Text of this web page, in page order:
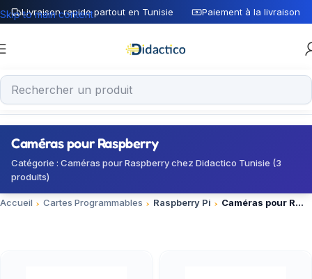
Livraison rapide partout en Tunisie Paiement à la livraison
Skip to main content
Caméras pour Raspberry
Catégorie : Caméras pour Raspberry chez Didactico Tunisie (3
produits)
Accueil Cartes Programmables Raspberry Pi Caméras pour Raspberry